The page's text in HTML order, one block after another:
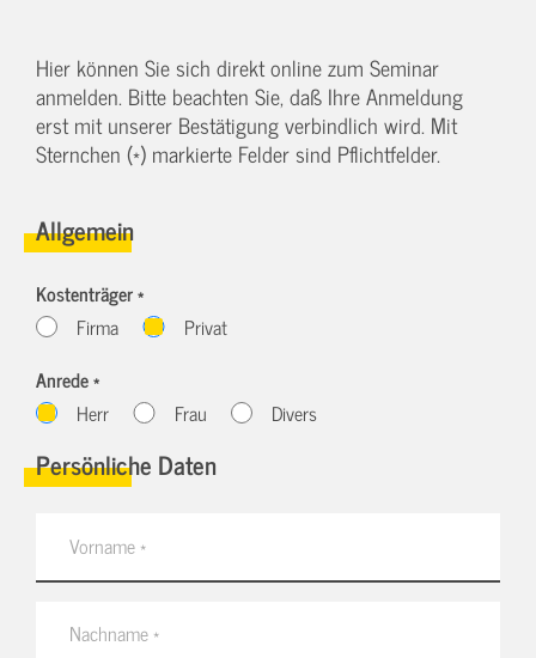
Hier können Sie sich direkt online zum Seminar
anmelden. Bitte beachten Sie, daß Ihre Anmeldung
erst mit unserer Bestätigung verbindlich wird. Mit
Sternchen (*) markierte Felder sind Pflichtfelder.
Allgemein
Kostenträger *
Firma
Privat
Anrede *
Herr
Frau Divers
Persönliche Daten